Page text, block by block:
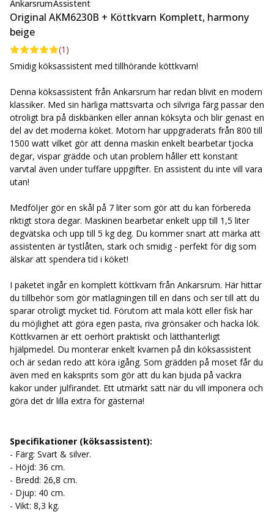
sparar otroligt mycket tid. Förutom att mala kött eller fisk har
du möjlighet att göra egen pasta, riva grönsaker och hacka lök.
Köttkvarnen är ett oerhört praktiskt och lätthanterligt
hjälpmedel. Du monterar enkelt kvarnen på din köksassistent
och är sedan redo att köra igång. Som grädden på moset får du
även med en kaksprits som gör att du kan bjuda på vackra
göra det dr lilla extra för gästerna!
Specifikationer (köksassistent):
- Färg: Svart & silver.
- Höjd: 36 cm.
- Bredd: 26,8 cm.
- Djup: 40 cm.
- Effekt: 1500 Watt.
- Tillbehör: Rostfri skål 7 liter, degrulle, degkniv, mördegsvispar,
spatel, jäslock, degkrok, dubbelvisp & plastskål 3,5 liter.
- Komplett köttkvarn för Ankarsrum köksassistent.
- Mal kött och gör egen pasta!
- Innehåller: Köttkvarn, matarbord, matarpropp, 3 st korvhorn
(10, 20, 25 mm), stänkskydd, passertillsats, rivjärn, 4 st hålskivor
(2,5 mm, 4,5 mm, 6 mm, 8 mm) & kaksprits.
AnkarsrumAssistent
Original AKM6230B + Köttkvarn Komplett, harmony
beige
(1 )
Smidig köksassistent med tillhörande köttkvarn!
Denna köksassistent från Ankarsrum har redan blivit en modern
klassiker. Med sin härliga mattsvarta och silvriga färg passar den
otroligt bra på diskbänken eller annan köksyta och blir genast en
del av det moderna köket. Motorn har uppgraderats från 800 till
1500 watt vilket gör att denna maskin enkelt bearbetar tjocka
degar, vispar grädde och utan problem håller ett konstant
varvtal även under tuffare uppgifter. En assistent du inte vill vara
utan!
Medföljer gör en skål på 7 liter som gör att du kan förbereda
riktigt stora degar. Maskinen bearbetar enkelt upp till 1,5 liter
degvätska och upp till 5 kg deg. Du kommer snart att märka att
assistenten är tystlåten, stark och smidig - perfekt för dig som
älskar att spendera tid i köket!
I paketet ingår en komplett köttkvarn från Ankarsrum. Här hittar
du tillbehör som gör matlagningen till en dans och ser till att du
sparar otroligt mycket tid. Förutom att mala kött eller fisk har
du möjlighet att göra egen pasta, riva grönsaker och hacka lök.
Köttkvarnen är ett oerhört praktiskt och lätthanterligt
hjälpmedel. Du monterar enkelt kvarnen på din köksassistent
och är sedan redo att köra igång. Som grädden på moset får du
även med en kaksprits som gör att du kan bjuda på vackra
kakor under julfirandet. Ett utmärkt sätt när du vill imponera och
göra det dr lilla extra för gästerna!
Specifikationer (köksassistent):
- Färg: Svart & silver.
- Höjd: 36 cm.
- Bredd: 26,8 cm.
- Djup: 40 cm.
- Vikt: 8,3 kg.